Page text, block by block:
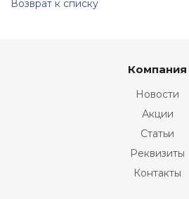
Возврат к списку
Компания
Новости
Акции
Статьи
Реквизиты
Контакты